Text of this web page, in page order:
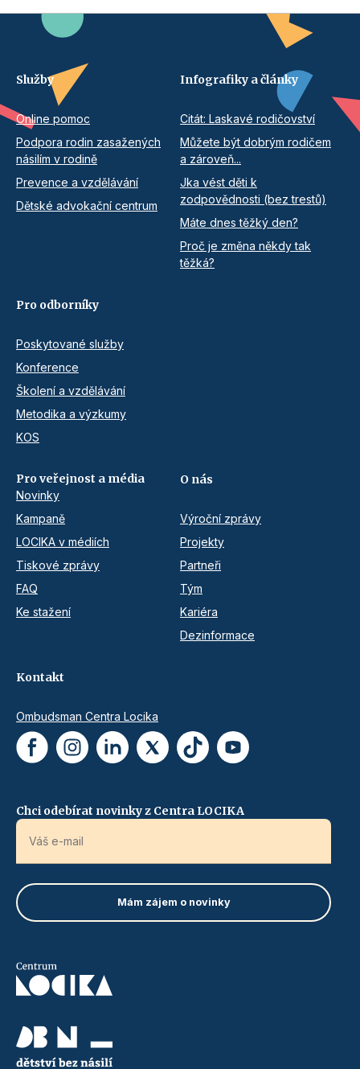
Služby
Online pomoc
Podpora rodin zasažených
násilím v rodině
Prevence a vzdělávání
Dětské advokační centrum
Infografiky a články
Citát: Laskavé rodičovství
Můžete být dobrým rodičem
a zároveň...
Jka vést děti k
zodpovědnosti (bez trestů)
Máte dnes těžký den?
Proč je změna někdy tak
těžká?
Pro odborníky
Poskytované služby
Konference
Školení a vzdělávání
Metodika a výzkumy
KOS
Pro veřejnost a média
Novinky
Kampaně
LOCIKA v médiích
Tiskové zprávy
FAQ
Ke stažení
O nás
Výroční zprávy
Projekty
Partneři
Tým
Kariéra
Dezinformace
Kontakt
Ombudsman Centra Locika
Chci odebírat novinky z Centra LOCIKA